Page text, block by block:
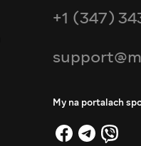
+1 (347)
My na portalach